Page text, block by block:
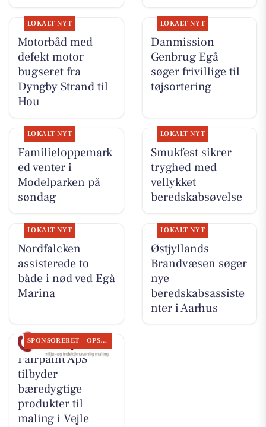
LOKALT NYT
Motorbåd med
defekt motor
bugseret fra
Dyngby Strand til
Hou
LOKALT NYT
Danmission
Genbrug Egå
søger frivillige til
tøjsortering
LOKALT NYT
Familieloppemark
ed venter i
Modelparken på
søndag
LOKALT NYT
Smukfest sikrer
tryghed med
vellykket
beredskabsøvelse
LOKALT NYT
Nordfalcken
assisterede to
både i nød ved Egå
Marina
LOKALT NYT
Østjyllands
Brandvæsen søger
nye
beredskabsassiste
nter i Aarhus
SPONSORERET OPSLAGSTAVLEN
Fairpaint ApS
tilbyder
bæredygtige
produkter til
maling i Vejle